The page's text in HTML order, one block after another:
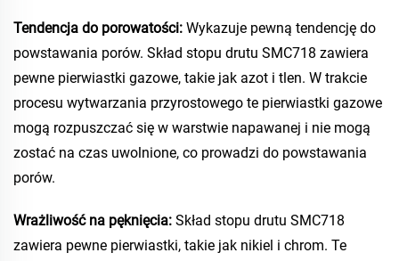
Tendencja do porowatości: Wykazuje pewną tendencję do
powstawania porów. Skład stopu drutu SMC718 zawiera
pewne pierwiastki gazowe, takie jak azot i tlen. W trakcie
procesu wytwarzania przyrostowego te pierwiastki gazowe
mogą rozpuszczać się w warstwie napawanej i nie mogą
zostać na czas uwolnione, co prowadzi do powstawania
porów.
Wrażliwość na pęknięcia: Skład stopu drutu SMC718
zawiera pewne pierwiastki, takie jak nikiel i chrom. Te